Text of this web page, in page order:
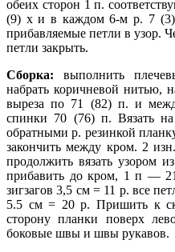
обеих сторон 1 п.
(9) х и в каждом 6-м р. 7
прибавляемые петли в узор.
петли закрыть.
Сборка: выполнить
набрать коричневой нитью,
выреза по 71 (82) п. и
спинки 70 (76) п.Вязать
обратными р. резинкой
закончить между кром. 2
продолжить вязать узором
прибавить до кром, 1 п —
зигзагов 3,5 см = 11 р. все
5.5 см = 20 р. Пришить к
сторону планки поверх
боковые швы и швы рукавов.